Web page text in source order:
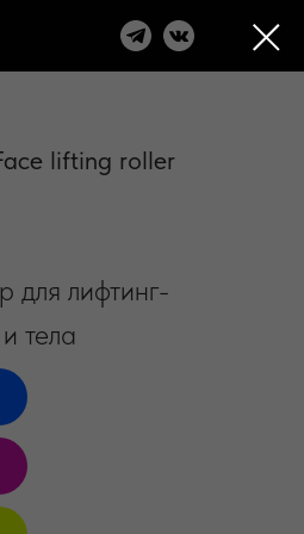
lifting roller
для лифтинг-
тела